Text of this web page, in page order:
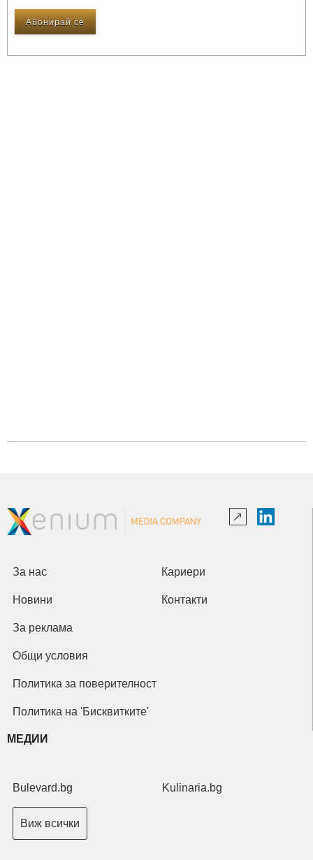
За нас Кариери
Новини Контакти
За реклама
Общи условия
Политика за поверителност
Политика на 'Бисквитките'
МЕДИИ
Bulevard.bg Kulinaria.bg
Виж всички